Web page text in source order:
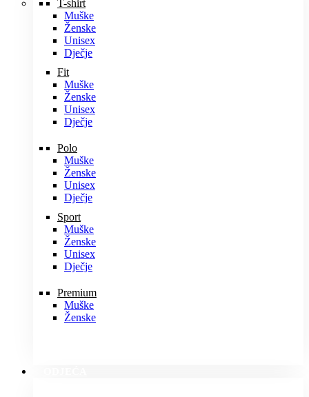
T-shirt
Muške
Ženske
Unisex
Dječje
Fit
Muške
Ženske
Unisex
Dječje
Polo
Muške
Ženske
Unisex
Dječje
Sport
Muške
Ženske
Unisex
Dječje
Premium
Muške
Ženske